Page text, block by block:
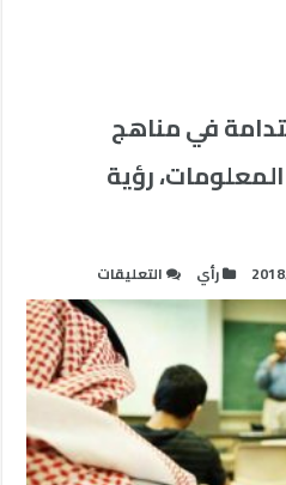
في مناهج
رؤية
رأي التعليقات
تضمين
التنمية
المستدامة
في
مناهج
الحاسب
الآلي